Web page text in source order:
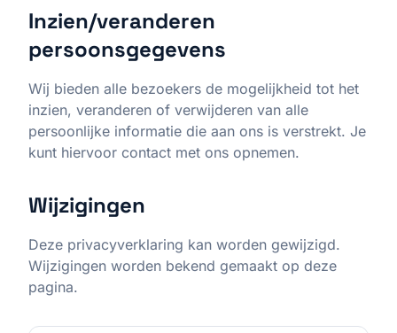
Inzien/veranderen
persoonsgegevens
Wij bieden alle bezoekers de mogelijkheid tot het
inzien, veranderen of verwijderen van alle
persoonlijke informatie die aan ons is verstrekt. Je
kunt hiervoor contact met ons opnemen.
Wijzigingen
Deze privacyverklaring kan worden gewijzigd.
Wijzigingen worden bekend gemaakt op deze
pagina.